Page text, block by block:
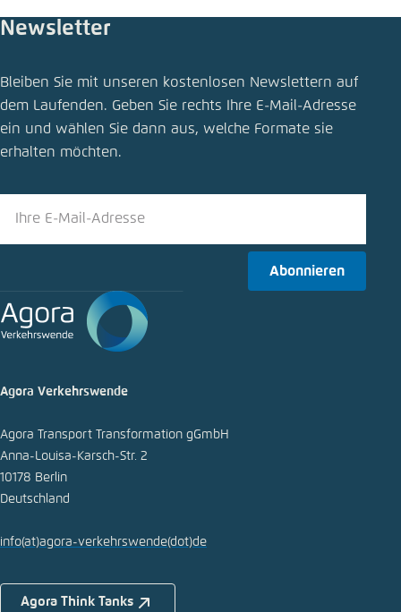
Newsletter
Bleiben Sie mit unseren kostenlosen Newslettern auf
dem Laufenden. Geben Sie rechts Ihre E-Mail-Adresse
ein und wählen Sie dann aus, welche Formate sie
erhalten möchten.
Abonnieren
Agora Verkehrswende
Agora Transport Transformation gGmbH
Anna-Louisa-Karsch-Str. 2
10178 Berlin
Deutschland
info(at)agora-verkehrswende(dot)de
Agora Think Tanks